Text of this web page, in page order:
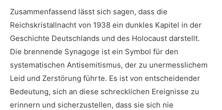
Zusammenfassend lässt sich sagen, dass die⁣
Reichskristallnacht von 1938 ein ​dunkles Kapitel in der
Geschichte Deutschlands und‍ des Holocaust darstellt.​
Die brennende Synagoge ist ein Symbol für den
systematischen ‌Antisemitismus, der zu‌ unermesslichem
Leid und Zerstörung führte.⁢ Es ist von entscheidender
Bedeutung, sich an diese schrecklichen Ereignisse zu
erinnern und⁢ sicherzustellen, dass​ sie ⁣sich nie